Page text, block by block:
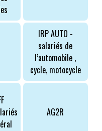
IRP AUTO -
salariés de
l’automobile ,
cycle, motocycle
AG2R